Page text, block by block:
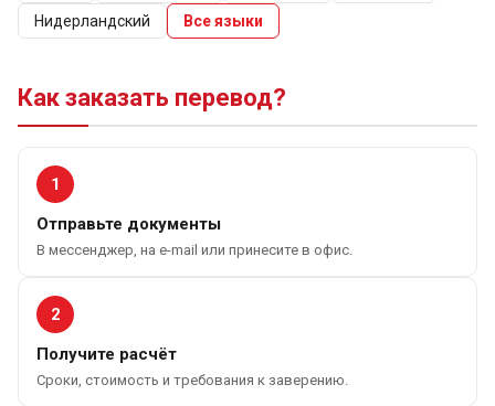
Нидерландский
Все языки
Как заказать перевод?
1
Отправьте документы
В мессенджер, на e-mail или принесите в офис.
2
Получите расчёт
Сроки, стоимость и требования к заверению.